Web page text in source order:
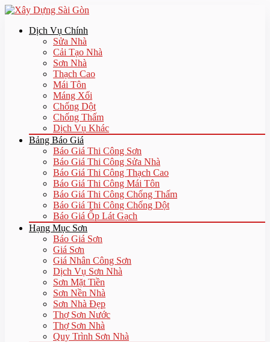
Dịch Vụ Chính
Sửa Nhà
Cải Tạo Nhà
Sơn Nhà
Thạch Cao
Mái Tôn
Máng Xối
Chống Dột
Chống Thấm
Dịch Vụ Khác
Bảng Báo Giá
Báo Giá Thi Công Sơn
Báo Giá Thi Công Sửa Nhà
Báo Giá Thi Công Thạch Cao
Báo Giá Thi Công Mái Tôn
Báo Giá Thi Công Chống Thấm
Báo Giá Thi Công Chống Dột
Báo Giá Ốp Lát Gạch
Hạng Mục Sơn
Báo Giá Sơn
Giá Sơn
Giá Nhân Công Sơn
Dịch Vụ Sơn Nhà
Sơn Mặt Tiền
Sơn Nền Nhà
Sơn Nhà Đẹp
Thợ Sơn Nước
Thợ Sơn Nhà
Quy Trình Sơn Nhà